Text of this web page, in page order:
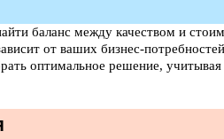
баланс между качеством и
от ваших бизнес-
оптимальное решение,